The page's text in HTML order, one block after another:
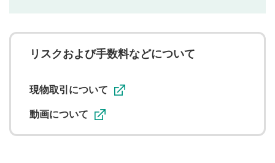
ことを承諾したものとします。また、利用者は、コメント
に関する著作者人格権を行使しないことに同意します。利
用者が投稿したコメントは、当社サービスの広告・宣伝、
ることがあります。
リスクおよび手数料などについて
現物取引について
動画について